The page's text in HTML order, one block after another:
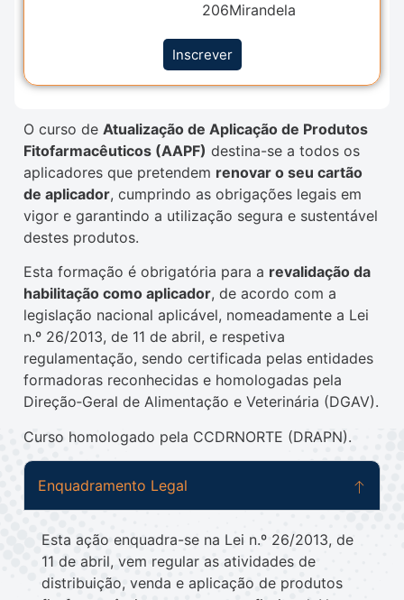
O curso de Atualização de Aplicação de Produtos
Fitofarmacêuticos (AAPF) destina-se a todos os
aplicadores que pretendem renovar o seu cartão
de aplicador, cumprindo as obrigações legais em
vigor e garantindo a utilização segura e sustentável
destes produtos.
Esta formação é obrigatória para a revalidação da
habilitação como aplicador, de acordo com a
legislação nacional aplicável, nomeadamente a Lei
n.º 26/2013, de 11 de abril, e respetiva
regulamentação, sendo certificada pelas entidades
formadoras reconhecidas e homologadas pela
Direção‑Geral de Alimentação e Veterinária (DGAV).
Curso homologado pela CCDRNORTE (DRAPN).
Enquadramento Legal
Esta ação enquadra-se na Lei n.º 26/2013, de
11 de abril, vem regular as atividades de
distribuição, venda e aplicação de produtos
206Mirandela
Inscrever